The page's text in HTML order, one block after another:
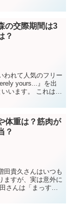
の交際期間は3
？
われて人気のフリー
yours...』を出
います。 これは異
体重は？筋肉が
？
田貴久さんはいつも
ますが、実は意外に
さんは「まっす